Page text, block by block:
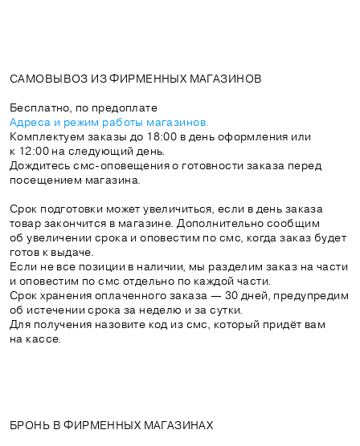
САМОВЫВОЗ ИЗ ФИРМЕННЫХ МАГАЗИНОВ
Бесплатно, по предоплате
Адреса и режим работы магазинов.
Комплектуем заказы до 18:00 в день оформления или
к 12:00 на следующий день.
Дождитесь смс-оповещения о готовности заказа перед
посещением магазина.
Срок подготовки может увеличиться, если в день заказа
товар закончится в магазине. Дополнительно сообщим
об увеличении срока и оповестим по смс, когда заказ будет
готов к выдаче.
Если не все позиции в наличии, мы разделим заказ на части
и оповестим по смс отдельно по каждой части.
Срок хранения оплаченного заказа — 30 дней, предупредим
об истечении срока за неделю и за сутки.
Для получения назовите код из смс, который придёт вам
на кассе.
БРОНЬ В ФИРМЕННЫХ МАГАЗИНАХ